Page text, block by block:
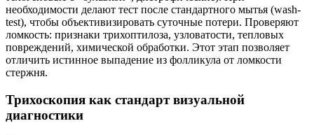
необходимости делают тест после стандартного мытья (wash-
test), чтобы объективизировать суточные потери. Проверяют
ломкость: признаки трихоптилоза, узловатости, тепловых
повреждений, химической обработки. Этот этап позволяет
отличить истинное выпадение из фолликула от ломкости
стержня.
Трихоскопия как стандарт визуальной
диагностики